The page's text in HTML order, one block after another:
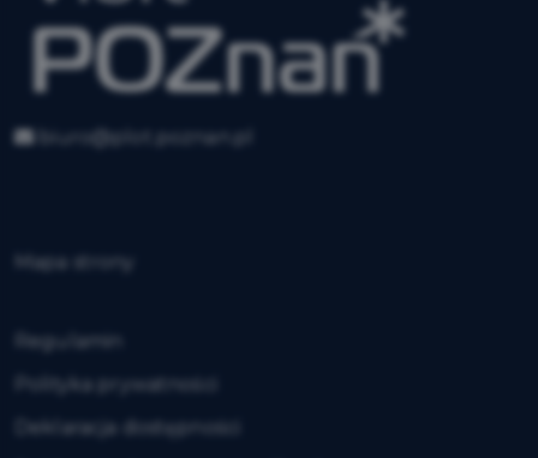
biuro@plot.poznan.pl
Mapa strony
Regulamin
Polityka prywatności
Deklaracja dostępności